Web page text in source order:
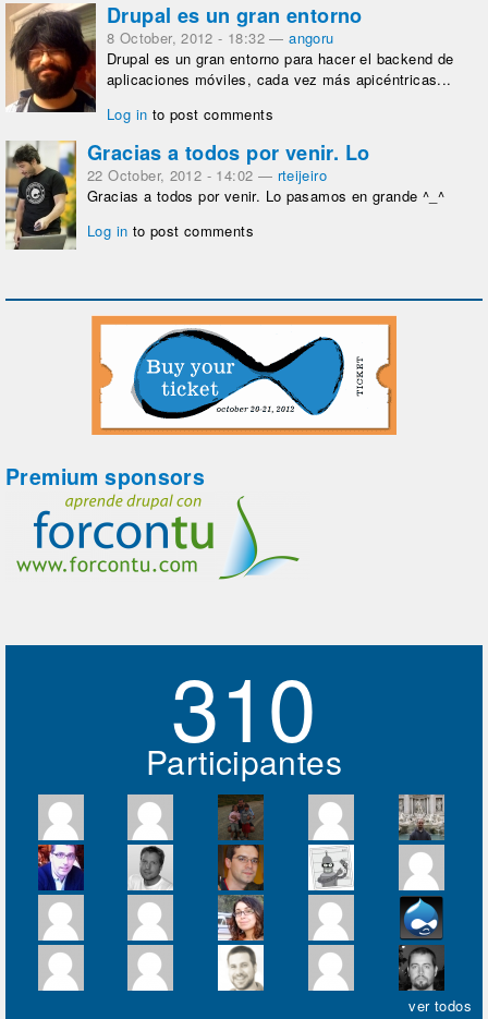
Drupal es un gran entorno
8 October, 2012 - 18:32—angoru
Drupal es un gran entorno para hacer el backend de
aplicaciones móviles, cada vez más apicéntricas...
Log in to post comments
Gracias a todos por venir. Lo
22 October, 2012 - 14:02 — rteijeiro
Gracias a todos por venir. Lo pasamos en grande ^_^
Log in to post comments
Premium sponsors
310
Participantes
ver todos